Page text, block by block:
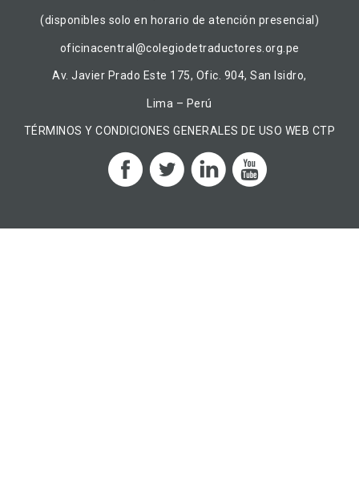
(disponibles solo en horario de atención presencial)
oficinacentral@colegiodetraductores.org.pe
Av. Javier Prado Este 175, Ofic. 904, San Isidro,
Lima – Perú
TÉRMINOS Y CONDICIONES GENERALES DE USO WEB CTP